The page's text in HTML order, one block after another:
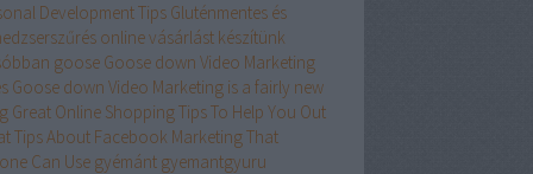
Development Tips Gluténmentes és
online vásárlást készítünk
goose Goose down Video Marketing
Goose down Video Marketing is a fairly new
Great Online Shopping Tips To Help You Out
Tips About Facebook Marketing That
Can Use gyémánt gyemantgyuru